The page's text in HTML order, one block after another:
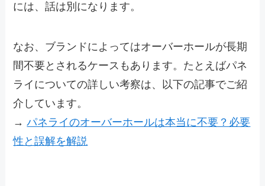
には、話は別になります。
なお、ブランドによってはオーバーホールが長期
間不要とされるケースもあります。たとえばパネ
ライについての詳しい考察は、以下の記事でご紹
介しています。
→パネライのオーバーホールは本当に不要？必要
性と誤解を解説